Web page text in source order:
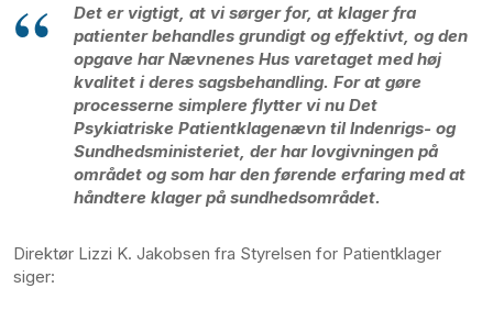
Det er vigtigt, at vi sørger for, at klager fra
patienter behandles grundigt og effektivt, og den
opgave har Nævnenes Hus varetaget med høj
kvalitet i deres sagsbehandling. For at gøre
processerne simplere flytter vi nu Det
Psykiatriske Patientklagenævn til Indenrigs- og
Sundhedsministeriet, der har lovgivningen på
området og som har den førende erfaring med at
håndtere klager på sundhedsområdet.
Direktør Lizzi K. Jakobsen fra Styrelsen for Patientklager
siger: